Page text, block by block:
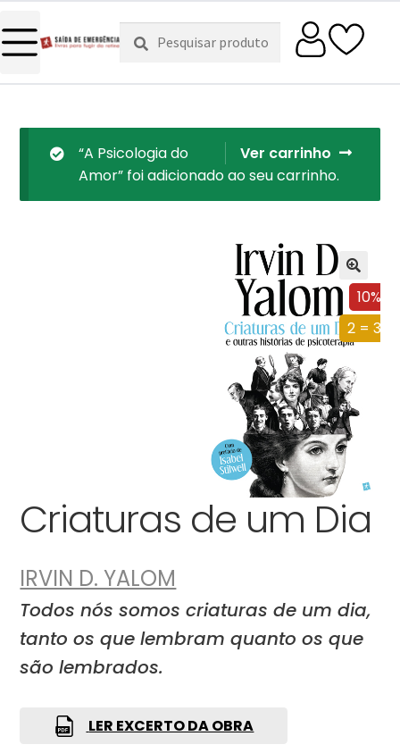
Pesquisar
por:
Pesquisa
Ver carrinho
“A Psicologia do
Amor” foi adicionado ao seu carrinho.
10%
2 = 3
Criaturas de um Dia
IRVIN D. YALOM
Todos nós somos criaturas de um dia,
tanto os que lembram quanto os que
são lembrados.
LER EXCERTO DA OBRA